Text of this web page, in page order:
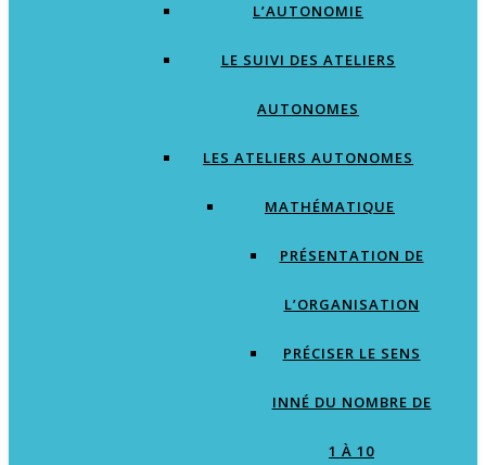
L’AUTONOMIE
LE SUIVI DES ATELIERS
AUTONOMES
LES ATELIERS AUTONOMES
MATHÉMATIQUE
PRÉSENTATION DE
L’ORGANISATION
PRÉCISER LE SENS
INNÉ DU NOMBRE DE
1 À 10